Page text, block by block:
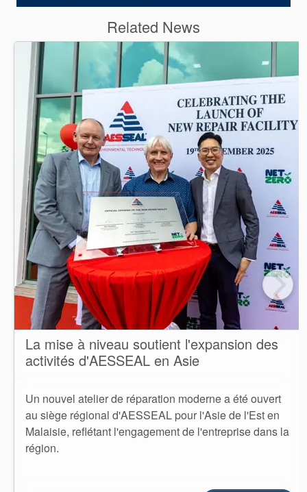
Related News
La mise à niveau soutient l'expansion des
activités d'AESSEAL en Asie
Un nouvel atelier de réparation moderne a été ouvert
au siège régional d'AESSEAL pour l'Asie de l'Est en
Malaisie, reflétant l'engagement de l'entreprise dans la
région.